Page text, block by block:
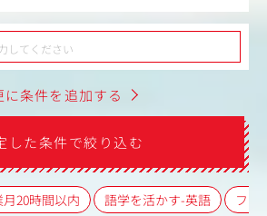
に条件を追加する
した条件で絞り込む
20時間以内 語学を活かす-英語 フレ